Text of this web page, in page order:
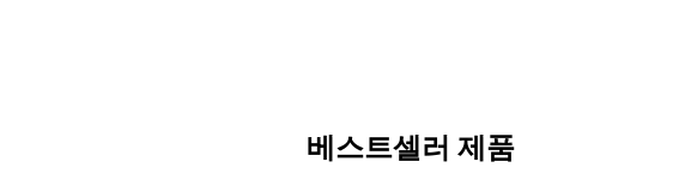
베스트셀러 제품